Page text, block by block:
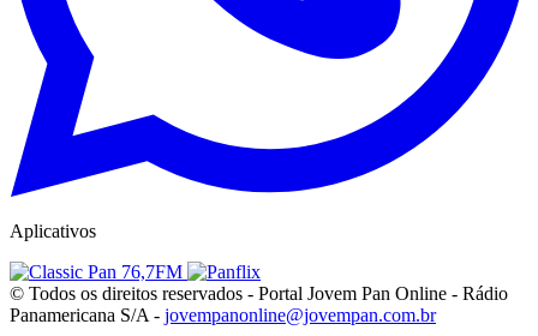
Aplicativos
© Todos os direitos reservados - Portal Jovem Pan Online - Rádio
Panamericana S/A - jovempanonline@jovempan.com.br